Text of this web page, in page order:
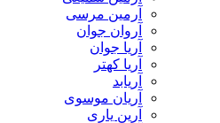
آرمین مرسی
آروان جوان
آریا جوان
آریا کهتر
آریان موسوی
آرین یاری